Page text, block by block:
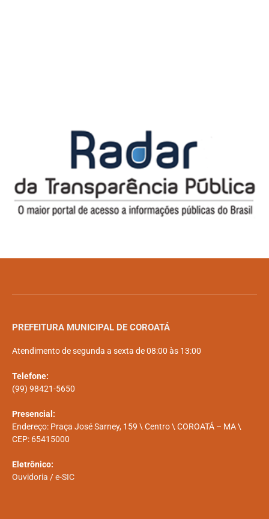
PREFEITURA MUNICIPAL DE COROATÁ
Atendimento de segunda a sexta de 08:00 às 13:00
Telefone:
(99) 98421-5650
Presencial:
Endereço: Praça José Sarney, 159 \ Centro \ COROATÁ – MA \
CEP: 65415000
Eletrônico:
Ouvidoria /e-SIC